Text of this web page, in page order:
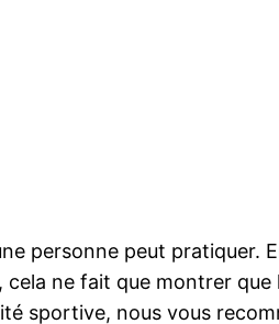
personne peut pratiquer.
ne fait que montrer
sportive, nous vous